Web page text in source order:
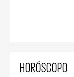
HORÓSCOPO